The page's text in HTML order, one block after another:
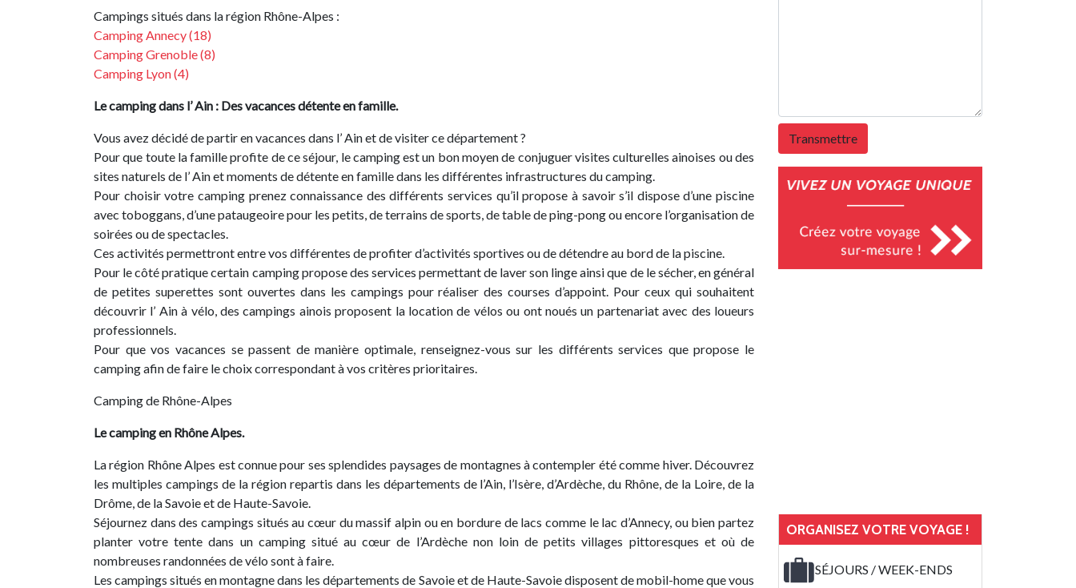
Campings situés dans la région Rhône-Alpes :
Camping Annecy (18)
Camping Grenoble (8)
Camping Lyon (4)
Le camping dans l’ Ain : Des vacances détente en famille.
Vous avez décidé de partir en vacances dans l’ Ain et de visiter ce département ?
Pour que toute la famille profite de ce séjour, le camping est un bon moyen de conjuguer visites culturelles ainoises ou des
sites naturels de l’ Ain et moments de détente en famille dans les différentes infrastructures du camping.
Pour choisir votre camping prenez connaissance des différents services qu’il propose à savoir s’il dispose d’une piscine
avec toboggans, d’une pataugeoire pour les petits, de terrains de sports, de table de ping-pong ou encore l’organisation de
soirées ou de spectacles.
Ces activités permettront entre vos différentes de profiter d’activités sportives ou de détendre au bord de la piscine.
Pour le côté pratique certain camping propose des services permettant de laver son linge ainsi que de le sécher, en général
de petites superettes sont ouvertes dans les campings pour réaliser des courses d’appoint. Pour ceux qui souhaitent
découvrir l’ Ain à vélo, des campings ainois proposent la location de vélos ou ont noués un partenariat avec des loueurs
professionnels.
Pour que vos vacances se passent de manière optimale, renseignez-vous sur les différents services que propose le
camping afin de faire le choix correspondant à vos critères prioritaires.
Camping de Rhône-Alpes
Le camping en Rhône Alpes.
La région Rhône Alpes est connue pour ses splendides paysages de montagnes à contempler été comme hiver. Découvrez
les multiples campings de la région repartis dans les départements de l’Ain, l’Isère, d’Ardèche, du Rhône, de la Loire, de la
Drôme, de la Savoie et de Haute-Savoie.
Séjournez dans des campings situés au cœur du massif alpin ou en bordure de lacs comme le lac d’Annecy, ou bien partez
planter votre tente dans un camping situé au cœur de l’Ardèche non loin de petits villages pittoresques et où de
nombreuses randonnées de vélo sont à faire.
Les campings situés en montagne dans les départements de Savoie et de Haute-Savoie disposent de mobil-home que vous
ORGANISEZ VOTRE VOYAGE !
SÉJOURS / WEEK-ENDS